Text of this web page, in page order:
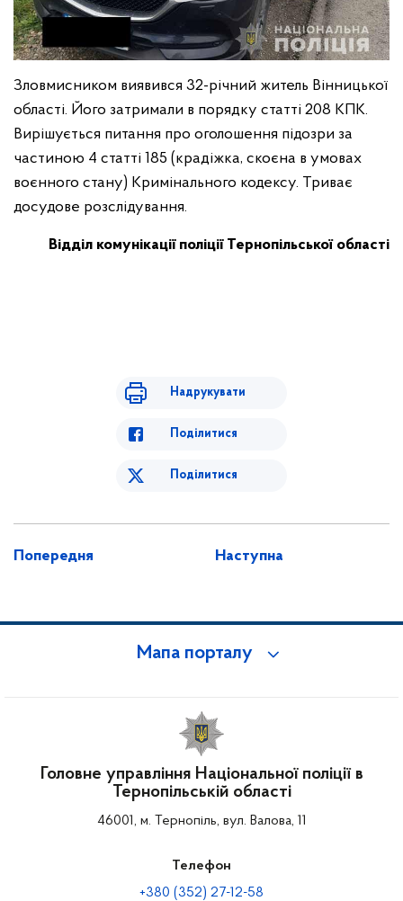
Зловмисником виявився 32-річний житель Вінницької
області. Його затримали в порядку статті 208 КПК.
Вирішується питання про оголошення підозри за
частиною 4 статті 185 (крадіжка, скоєна в умовах
воєнного стану) Кримінального кодексу. Триває
досудове розслідування.
Відділ комунікації поліції Тернопільської області
Надрукувати
Поділитися
Поділитися
Попередня Наступна
Мапа порталу
Головне управління Національної поліції в
Тернопільській області
46001, м. Тернопіль, вул. Валова, 11
Телефон
+380 (352) 27-12-58